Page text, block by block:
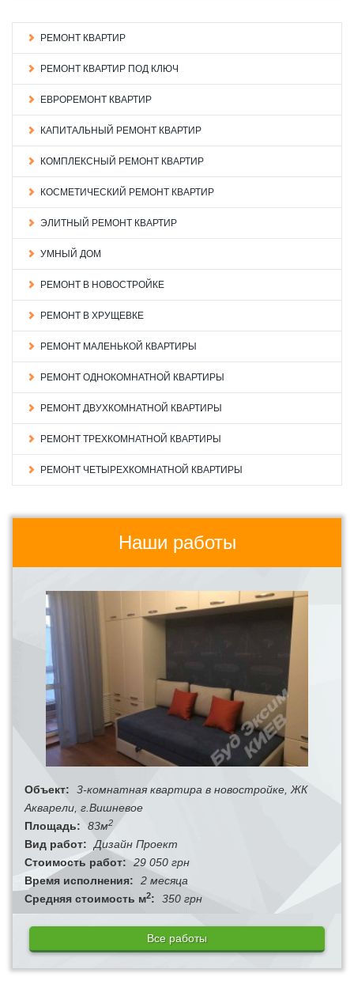
РЕМОНТ КВАРТИР
РЕМОНТ КВАРТИР ПОД КЛЮЧ
ЕВРОРЕМОНТ КВАРТИР
КАПИТАЛЬНЫЙ РЕМОНТ КВАРТИР
КОМПЛЕКСНЫЙ РЕМОНТ КВАРТИР
КОСМЕТИЧЕСКИЙ РЕМОНТ КВАРТИР
ЭЛИТНЫЙ РЕМОНТ КВАРТИР
УМНЫЙ ДОМ
РЕМОНТ В НОВОСТРОЙКЕ
РЕМОНТ В ХРУЩЕВКЕ
РЕМОНТ МАЛЕНЬКОЙ КВАРТИРЫ
РЕМОНТ ОДНОКОМНАТНОЙ КВАРТИРЫ
РЕМОНТ ДВУХКОМНАТНОЙ КВАРТИРЫ
РЕМОНТ ТРЕХКОМНАТНОЙ КВАРТИРЫ
РЕМОНТ ЧЕТЫРЕХКОМНАТНОЙ КВАРТИРЫ
Наши работы
Объект:
3-комнатная квартира в новостройке, ЖК
Акварели, г.Вишневое
Площадь:
83м2
Вид работ:
Дизайн Проект
Стоимость работ: 29 050 грн
Время исполнения:
2 месяца
Средняя стоимость м2: 350 грн
Все работы